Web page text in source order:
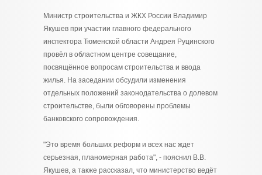
Министр строительства и ЖКХ России Владимир
Якушев при участии главного федерального
инспектора Тюменской области Андрея Руцинского
провёл в областном центре совещание,
посвящённое вопросам строительства и ввода
жилья. На заседании обсудили изменения
отдельных положений законодательства о долевом
строительстве, были обговорены проблемы
банковского сопровождения.
"Это время больших реформ и всех нас ждет
серьезная, планомерная работа", - пояснил В.В.
Якушев, а также рассказал, что министерство ведёт